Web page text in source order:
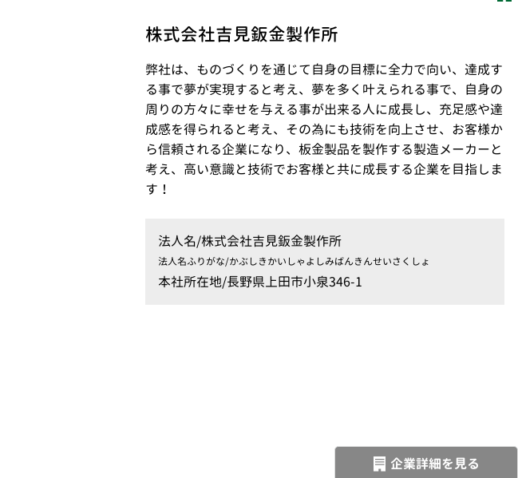
株式会社吉見鈑金製作所
弊社は、ものづくりを通じて自身の目標に全力で向い、達成す
る事で夢が実現すると考え、夢を多く叶えられる事で、自身の
周りの方々に幸せを与える事が出来る人に成長し、充足感や達
成感を得られると考え、その為にも技術を向上させ、お客様か
ら信頼される企業になり、板金製品を製作する製造メーカーと
考え、高い意識と技術でお客様と共に成長する企業を目指しま
す！​
法人名/株式会社吉見鈑金製作所
法人名ふりがな/かぶしきかいしゃよしみばんきんせいさくしょ
本社所在地/長野県上田市小泉346-1
企業詳細を見る